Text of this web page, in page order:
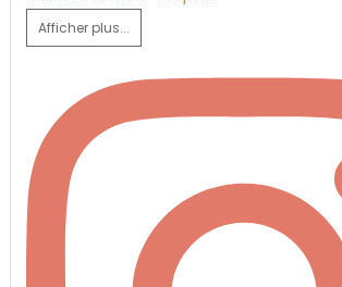
Afficher plus...